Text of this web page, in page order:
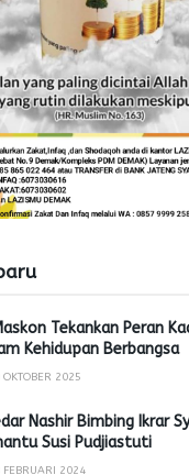
Tekankan Peran
Kehidupan Berbangsa
OKTOBER 2025
Nashir Bimbing Ikrar
Susi Pudjiastuti
FEBRUARI 2024